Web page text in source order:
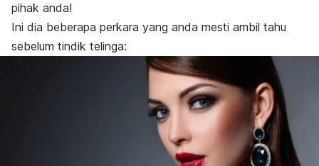
pihak anda!
Ini dia beberapa perkara yang anda mesti ambil tahu
sebelum tindik telinga: